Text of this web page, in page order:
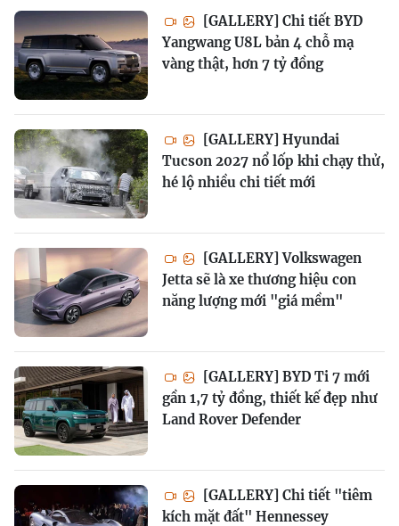
[GALLERY] Chi tiết BYD
Yangwang U8L bản 4 chỗ mạ
vàng thật, hơn 7 tỷ đồng
[GALLERY] Hyundai
Tucson 2027 nổ lốp khi chạy thử,
hé lộ nhiều chi tiết mới
[GALLERY] Volkswagen
Jetta sẽ là xe thương hiệu con
năng lượng mới "giá mềm"
[GALLERY] BYD Ti 7 mới
gần 1,7 tỷ đồng, thiết kế đẹp như
Land Rover Defender
[GALLERY] Chi tiết "tiêm
kích mặt đất" Hennessey